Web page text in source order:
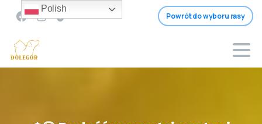
Powrót do wyboru rasy
Polish